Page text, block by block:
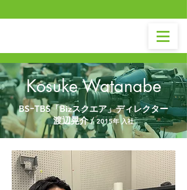
Kosuke Watanabe
BSｰTBS「Bizスクエア」ディレクター
渡辺晃介 /2015年 入社